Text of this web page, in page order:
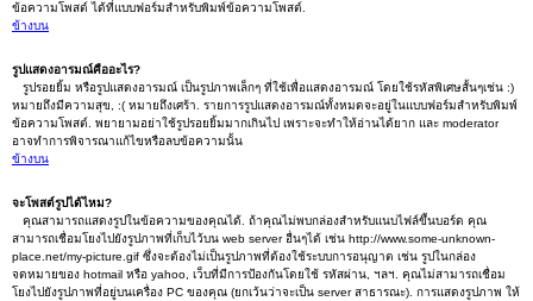
ข้อความโพสต์ ได้ที่แบบฟอร์มสำหรับพิมพ์ข้อความโพสต์.
ข้างบน
รูปแสดงอารมณ์คืออะไร?
รูปรอยยิ้ม หรือรูปแสดงอารมณ์ เป็นรูปภาพเล็กๆ ที่ใช้เพื่อแสดงอารมณ์ โดยใช้รหัสพิเศษสั้นๆเช่น :)
หมายถึงมีความสุข, :( หมายถึงเศร้า. รายการรูปแสดงอารมณ์ทั้งหมดจะอยู่ในแบบฟอร์มสำหรับพิมพ์
ข้อความโพสต์. พยายามอย่าใช้รูปรอยยิ้มมากเกินไป เพราะจะทำให้อ่านได้ยาก และ moderator
อาจทำการพิจารณาแก้ไขหรือลบข้อความนั้น
ข้างบน
จะโพสต์รูปได้ไหม?
คุณสามารถแสดงรูปในข้อความของคุณได้. ถ้าคุณไม่พบกล่องสำหรับแนบไฟล์ขึ้นบอร์ด คุณ
สามารถเชื่อมโยงไปยังรูปภาพที่เก็บไว้บน web server อื่นๆได้ เช่น http://www.some-unknown-
place.net/my-picture.gif ซึ่งจะต้องไม่เป็นรูปภาพที่ต้องใช้ระบบการอนุญาต เช่น รูปในกล่อง
จดหมายของ hotmail หรือ yahoo, เว็บที่มีการป้องกันโดยใช้ รหัสผ่าน, ฯลฯ. คุณไม่สามารถเชื่อม
โยงไปยังรูปภาพที่อยู่บนเครื่อง PC ของคุณ (ยกเว้นว่าจะเป็น server สาธารณะ). การแสดงรูปภาพ ให้